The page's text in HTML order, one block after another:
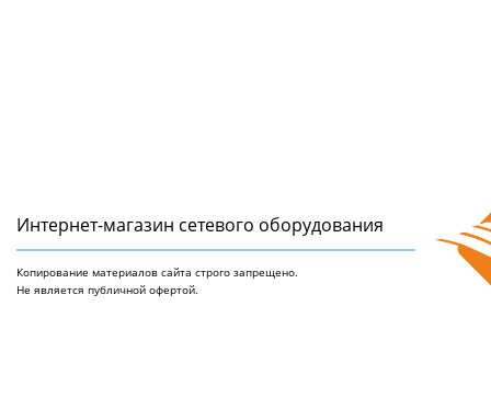
Интернет-магазин сетeвого оборудования
Копирование материалов сайта строго запрещено.
Не является публичной офертой.